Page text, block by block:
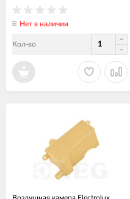
Нет в наличии
Кол-во